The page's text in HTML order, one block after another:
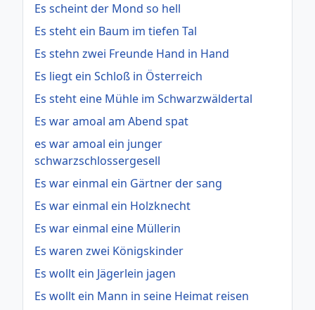
Es scheint der Mond so hell
Es steht ein Baum im tiefen Tal
Es stehn zwei Freunde Hand in Hand
Es liegt ein Schloß in Österreich
Es steht eine Mühle im Schwarzwäldertal
Es war amoal am Abend spat
es war amoal ein junger
schwarzschlossergesell
Es war einmal ein Gärtner der sang
Es war einmal ein Holzknecht
Es war einmal eine Müllerin
Es waren zwei Königskinder
Es wollt ein Jägerlein jagen
Es wollt ein Mann in seine Heimat reisen